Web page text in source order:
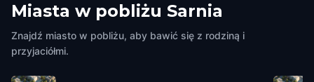
Miasta w pobliżu Sarnia
Znajdź miasto w pobliżu, aby bawić się z rodziną i
przyjaciółmi.